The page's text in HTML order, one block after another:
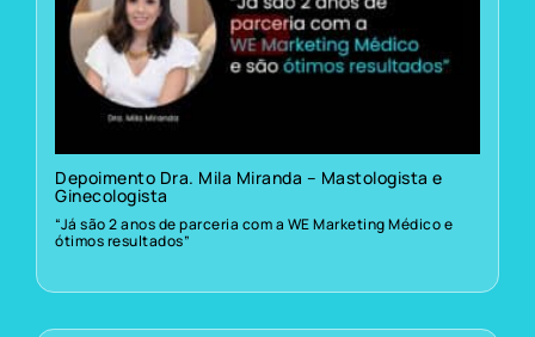
Depoimento Dra. Mila Miranda – Mastologista e
Ginecologista
“Já são 2 anos de parceria com a WE Marketing Médico e
ótimos resultados”